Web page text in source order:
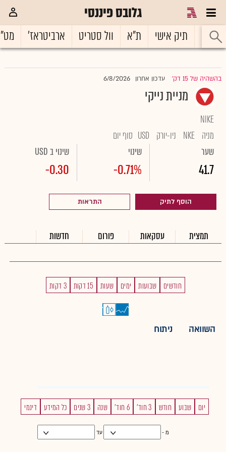
גלובס פיננסי
ראשי תיק אישי ת"א וול סטריט ארביטראז'
בהשהיה של 15 דק' עדכון אחרון 6/8/2026
מניית נייקי
NIKE
מניה NKE ניו-יורק USD סוף יום
שער
41.7
שינוי
-0.71%
שינוי ב USD
-0.30
הוסף לתיק התראות
תמצית עסקאות פורום חדשות
חודשים שבועות ימים שעות 15 דקות 3 דקות
השוואה ניתוח
יום שבוע חודש 3 חוד' 6 חוד' שנה 3 שנים כל המידע דינמי
מ - עד